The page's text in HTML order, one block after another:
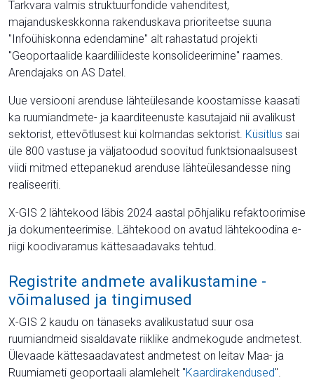
Tarkvara valmis struktuurfondide vahenditest,
majanduskeskkonna rakenduskava prioriteetse suuna
"Infoühiskonna edendamine" alt rahastatud projekti
"Geoportaalide kaardiliideste konsolideerimine" raames.
Arendajaks on AS Datel.
Uue versiooni arenduse lähteülesande koostamisse kaasati
ka ruumiandmete- ja kaarditeenuste kasutajaid nii avalikust
sektorist, ettevõtlusest kui kolmandas sektorist. Küsitlus sai
üle 800 vastuse ja väljatoodud soovitud funktsionaalsusest
viidi mitmed ettepanekud arenduse lähteülesandesse ning
realiseeriti.
X-GIS 2 lähtekood läbis 2024 aastal põhjaliku refaktoorimise
ja dokumenteerimise. Lähtekood on avatud lähtekoodina e-
riigi koodivaramus kättesaadavaks tehtud.
Registrite andmete avalikustamine -
võimalused ja tingimused
X-GIS 2 kaudu on tänaseks avalikustatud suur osa
ruumiandmeid sisaldavate riiklike andmekogude andmetest.
Ülevaade kättesaadavatest andmetest on leitav Maa- ja
Ruumiameti geoportaali alamlehelt "Kaardirakendused".